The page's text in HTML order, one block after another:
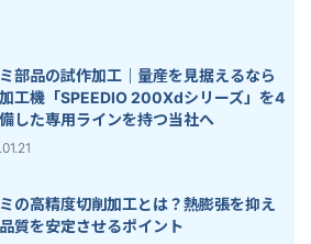
部品の試作加工｜量産を見据えるなら
工機「SPEEDIO 200Xdシリーズ」を4
した専用ラインを持つ当社へ
の高精度切削加工とは？熱膨張を抑え
質を安定させるポイント